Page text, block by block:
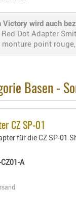
Victory wird auch
Red Dot Adapter
monture point
Basen -
CZ SP-01
für die CZ SP-01
A